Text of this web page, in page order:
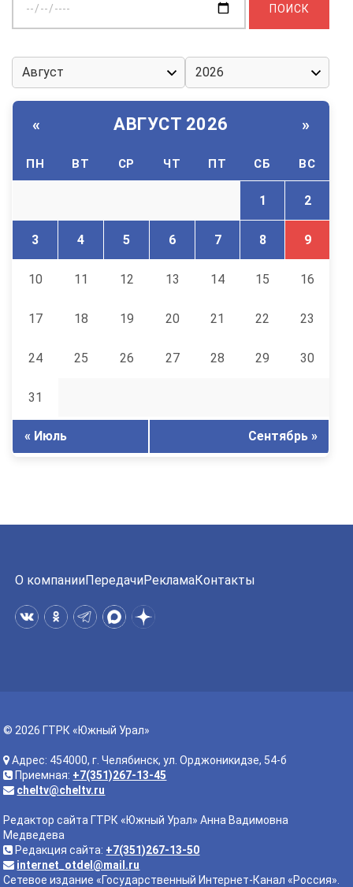
дату:
« АВГУСТ 2026 »
ПН ВТ СР ЧТ ПТ СБ ВС
1 2
3 4 5 6 7 8 9
10 11 12 13 14 15 16
17 18 19 20 21 22 23
24 25 26 27 28 29 30
31
« Июль Сентябрь »
О компанииПередачиРекламаКонтакты
© 2026 ГТРК «Южный Урал»
Адрес: 454000, г. Челябинск, ул. Орджоникидзе, 54-б
Приемная: +7(351)267-13-45
cheltv@cheltv.ru
Редактор сайта ГТРК «Южный Урал» Анна Вадимовна
Медведева
Редакция сайта: +7(351)267-13-50
internet_otdel@mail.ru
Сетевое издание «Государственный Интернет-Канал «Россия».